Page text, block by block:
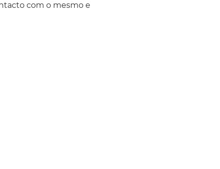
com o mesmo e